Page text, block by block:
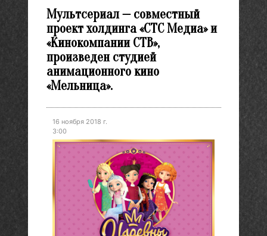
Мультсериал — совместный
проект холдинга «СТС Медиа» и
«Кинокомпании СТВ»,
произведен студией
анимационного кино
«Мельница».
16 ноября 2018 г.
3:00